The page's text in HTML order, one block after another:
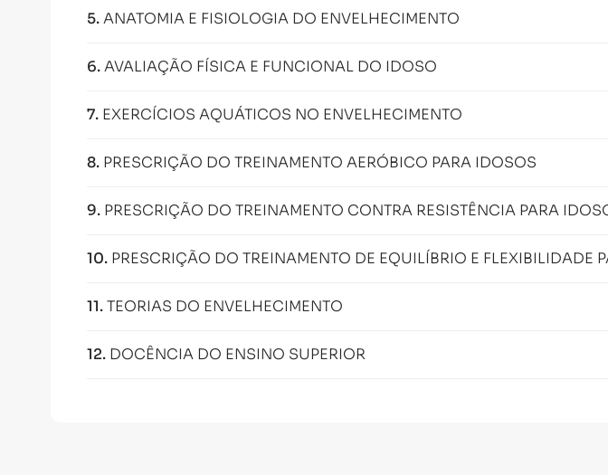
5.ANATOMIA E FISIOLOGIA DO ENVELHECIMENTO
6.AVALIAÇÃO FÍSICA E FUNCIONAL DO IDOSO
7. EXERCÍCIOS AQUÁTICOS NO ENVELHECIMENTO
8. PRESCRIÇÃO DO TREINAMENTO AERÓBICO PARA IDOSOS
9. PRESCRIÇÃO DO TREINAMENTO CONTRA RESISTÊNCIA PARA
10. PRESCRIÇÃO DO TREINAMENTO DE EQUILÍBRIO E FLEXIBILIDADE
11.TEORIAS DO ENVELHECIMENTO
12. DOCÊNCIA DO ENSINO SUPERIOR